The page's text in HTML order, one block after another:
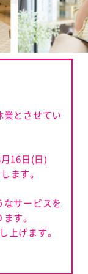
とさせてい
16日(日)
ます。
サービスを
す。
上げます。